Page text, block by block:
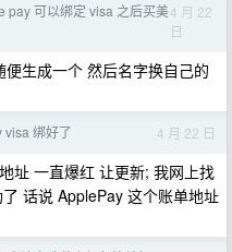
pay 可以绑定 visa 之后买美4 月 22
日
生成一个 然后名字换自己的
绑好了 4 月 22 日
址 一直爆红 让更新; 我网上找
话说 ApplePay 这个账单地址